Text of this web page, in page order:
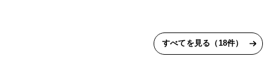
すべてを見る（18件）